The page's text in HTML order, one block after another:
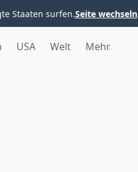
Staaten surfen.Seite wechseln
USA Welt Mehr